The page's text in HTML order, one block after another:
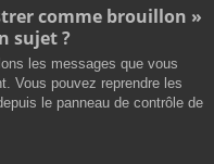
comme brouillon »
sujet ?
les messages que vous
Vous pouvez reprendre les
le panneau de contrôle de